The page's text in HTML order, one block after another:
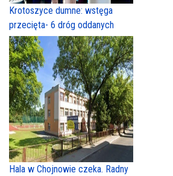
Krotoszyce dumne: wstęga
przecięta- 6 dróg oddanych
Hala w Chojnowie czeka. Radny